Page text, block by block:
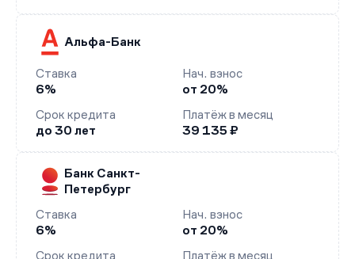
Альфа-Банк
Ставка
6%
Нач. взнос
от 20%
Срок кредита
до 30 лет
Платёж в месяц
39 135 ₽
Банк Санкт-
Петербург
Ставка
6%
Нач. взнос
от 20%
Срок кредита
Платёж в месяц